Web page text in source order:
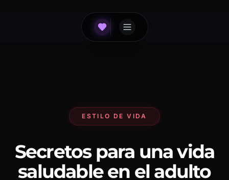
ESTILO DE VIDA
Secretos para una vida
saludable en el adulto